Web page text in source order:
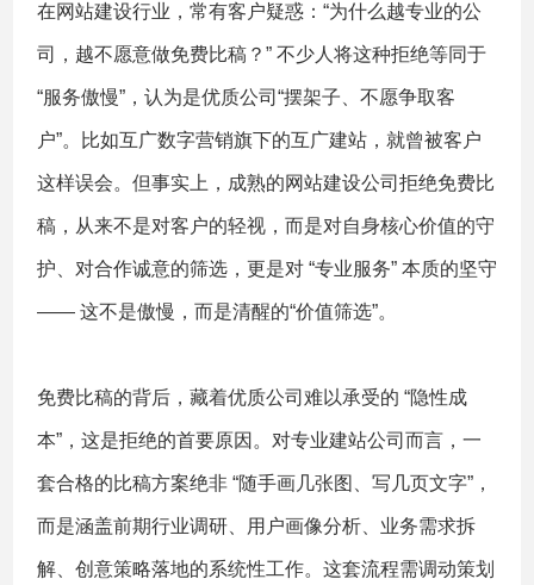
在网站建设行业，常有客户疑惑：“为什么越专业的公
司，越不愿意做免费比稿？” 不少人将这种拒绝等同于
“服务傲慢”，认为是优质公司“摆架子、不愿争取客
户”。比如互广数字营销旗下的互广建站，就曾被客户
这样误会。但事实上，成熟的网站建设公司拒绝免费比
稿，从来不是对客户的轻视，而是对自身核心价值的守
护、对合作诚意的筛选，更是对 “专业服务” 本质的坚守
—— 这不是傲慢，而是清醒的“价值筛选”。
免费比稿的背后，藏着优质公司难以承受的 “隐性成
本”，这是拒绝的首要原因。对专业建站公司而言，一
套合格的比稿方案绝非 “随手画几张图、写几页文字”，
而是涵盖前期行业调研、用户画像分析、业务需求拆
解、创意策略落地的系统性工作。这套流程需调动策划